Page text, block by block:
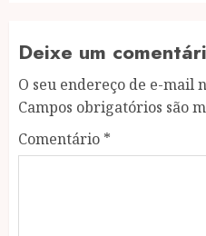
Deixe um
O seu endereço de e-mail
Campos obrigatórios são
Comentário *